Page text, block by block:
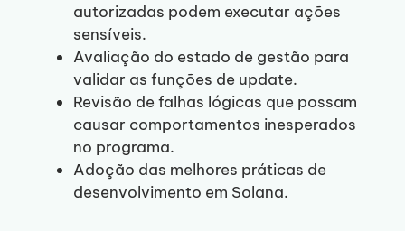
autorizadas podem executar ações
sensíveis.
Avaliação do estado de gestão para
validar as funções de update.
Revisão de falhas lógicas que possam
causar comportamentos inesperados
no programa.
Adoção das melhores práticas de
desenvolvimento em Solana.